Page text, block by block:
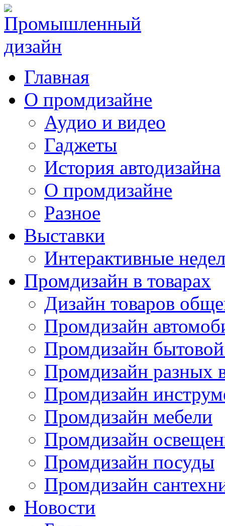
Главная
О промдизайне
Аудио и видео
Гаджеты
История автодизайна
О промдизайне
Разное
Выставки
Интерактивные
Промдизайн в товарах
Дизайн товаров
Промдизайн
Промдизайн
Промдизайн разных
Промдизайн
Промдизайн мебели
Промдизайн
Промдизайн посуды
Промдизайн
Новости